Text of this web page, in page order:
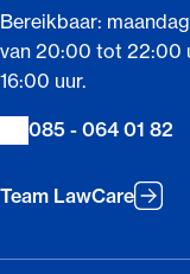
Bereikbaar:
van 20:00 tot 22:00
16:00 uur.
085 - 064 01 82
Team LawCare